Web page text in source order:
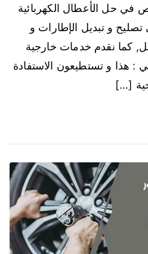
حل الأعطال الكهربائية
تصليح و تبديل الإطارات و
كما نقدم خدمات خارجية
: هذا و تستطيعون الاستفادة
[…]